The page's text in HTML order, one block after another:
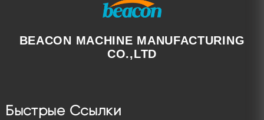
BEACON MACHINE MANUFACTURING
CO.,LTD
Быстрые Ссылки